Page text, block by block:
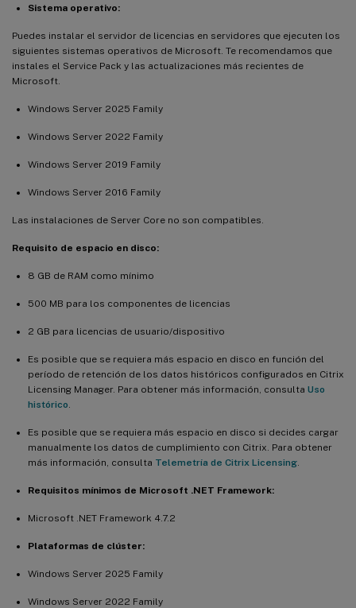
Sistema operativo:
Puedes instalar el servidor de licencias en servidores que ejecuten los
siguientes sistemas operativos de Microsoft. Te recomendamos que
instales el Service Pack y las actualizaciones más recientes de
Microsoft.
Windows Server 2025 Family
Windows Server 2022 Family
Windows Server 2019 Family
Windows Server 2016 Family
Las instalaciones de Server Core no son compatibles.
Requisito de espacio en disco:
8 GB de RAM como mínimo
500 MB para los componentes de licencias
2 GB para licencias de usuario/dispositivo
Es posible que se requiera más espacio en disco en función del
período de retención de los datos históricos configurados en Citrix
Licensing Manager. Para obtener más información, consulta Uso
histórico
Es posible que se requiera más espacio en disco si decides cargar
manualmente los datos de cumplimiento con Citrix. Para obtener
más información, consulta Telemetría de Citrix Licensing
Requisitos mínimos de Microsoft .NET Framework:
Microsoft .NET Framework 4.7.2
Plataformas de clúster:
Windows Server 2025 Family
Windows Server 2022 Family